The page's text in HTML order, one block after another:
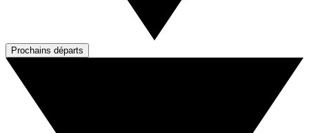
Prochains départs